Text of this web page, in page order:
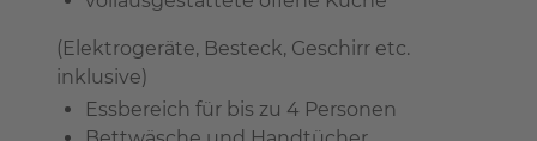
(Elektrogeräte, Besteck, Geschirr etc.
inklusive)
Essbereich für bis zu 4 Personen